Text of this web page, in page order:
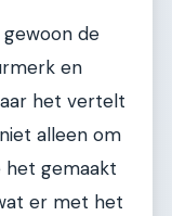
gewoon de
en
het vertelt
alleen om
het gemaakt
er met het